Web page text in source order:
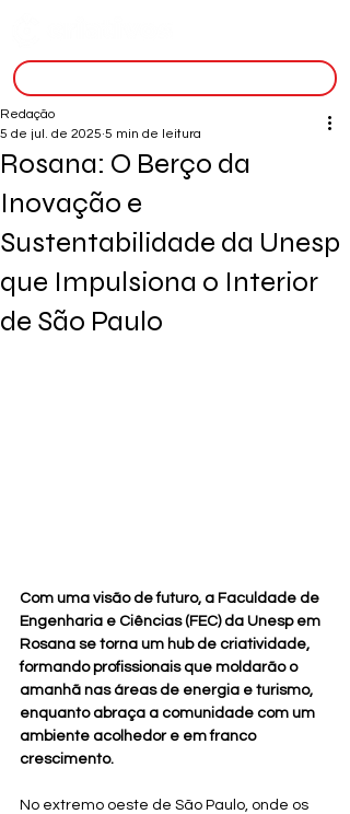
Rosana: O Berço da
Inovação e
Sustentabilidade da Unesp
que Impulsiona o Interior
de São Paulo
Redação
5 de jul. de 2025 5 min de leitura
Com uma visão de futuro, a Faculdade de
Engenharia e Ciências (FEC) da Unesp em
Rosana se torna um hub de criatividade,
formando profissionais que moldarão o
amanhã nas áreas de energia e turismo,
enquanto abraça a comunidade com um
ambiente acolhedor e em franco
crescimento.
No extremo oeste de São Paulo, onde os